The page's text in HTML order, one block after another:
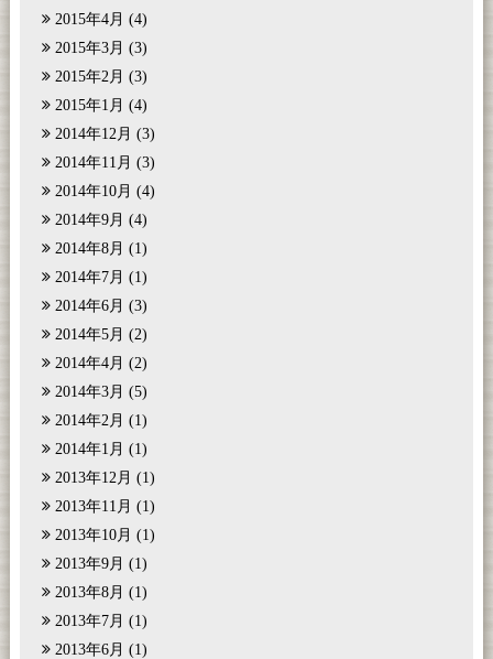
2015年4月 (4)
2015年3月 (3)
2015年2月 (3)
2015年1月 (4)
2014年12月 (3)
2014年11月 (3)
2014年10月 (4)
2014年9月 (4)
2014年8月 (1)
2014年7月 (1)
2014年6月 (3)
2014年5月 (2)
2014年4月 (2)
2014年3月 (5)
2014年2月 (1)
2014年1月 (1)
2013年12月 (1)
2013年11月 (1)
2013年10月 (1)
2013年9月 (1)
2013年8月 (1)
2013年7月 (1)
2013年6月 (1)